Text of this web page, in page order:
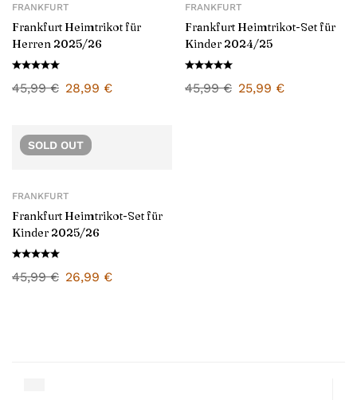
FRANKFURT
Frankfurt Heimtrikot für
Herren 2025/26
45,99€ 28,99 €
FRANKFURT
Frankfurt Heimtrikot-Set für
Kinder 2024/25
45,99€ 25,99 €
SOLD OUT
FRANKFURT
Frankfurt Heimtrikot-Set für
Kinder 2025/26
45,99€ 26,99 €